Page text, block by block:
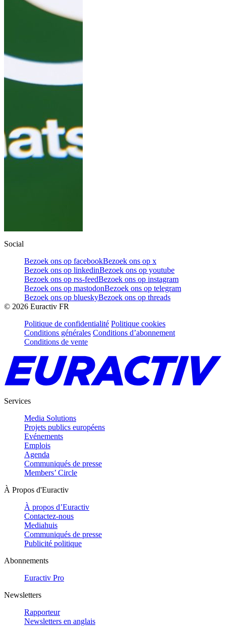
Social
Bezoek ons op facebookBezoek ons op x
Bezoek ons op linkedinBezoek ons op youtube
Bezoek ons op rss-feedBezoek ons op instagram
Bezoek ons op mastodonBezoek ons op telegram
Bezoek ons op blueskyBezoek ons op threads
© 2026 Euractiv FR
Politique de confidentialité Politique cookies
Conditions générales Conditions d’abonnement
Conditions de vente
Services
Media Solutions
Projets publics européens
Evénements
Emplois
Agenda
Communiqués de presse
Members’ Circle
À Propos d'Euractiv
À propos d’Euractiv
Contactez-nous
Mediahuis
Communiqués de presse
Publicité politique
Abonnements
Euractiv Pro
Newsletters
Rapporteur
Newsletters en anglais